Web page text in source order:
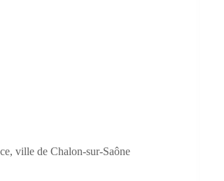
ville de Chalon-sur-Saône